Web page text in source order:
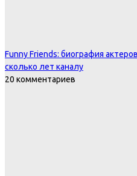
Funny Friends: биография
сколько лет каналу
20 комментариев